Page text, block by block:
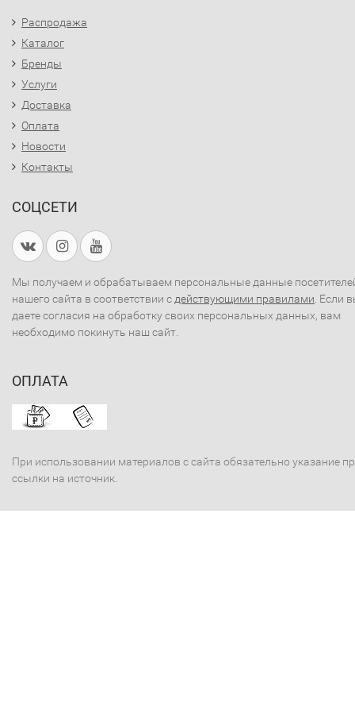
Распродажа
Каталог
Бренды
Услуги
Доставка
Оплата
Новости
Контакты
СОЦСЕТИ
Мы получаем и обрабатываем персональные данные
нашего сайта в соответствии с действующими правилами . Если
даете согласия на обработку своих персональных данных, вам
необходимо покинуть наш сайт.
ОПЛАТА
При использовании материалов с сайта обязательно указание
ссылки на источник.